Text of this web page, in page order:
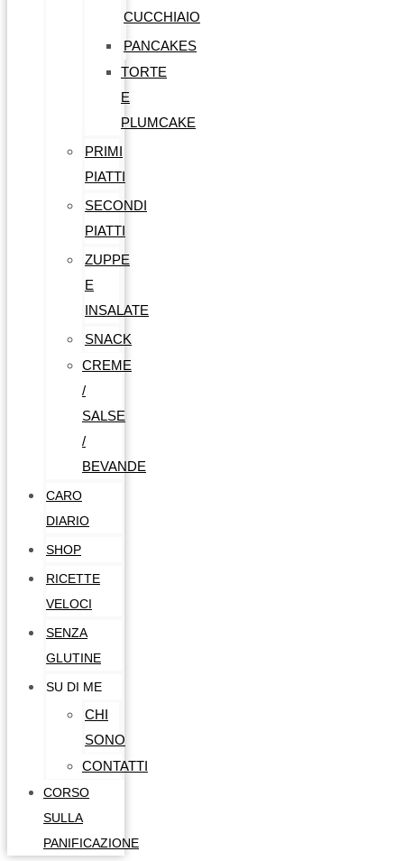
CUCCHIAIO
PANCAKES
TORTE
E
PLUMCAKE
PRIMI
PIATTI
SECONDI
PIATTI
ZUPPE
E
INSALATE
SNACK
CREME
/
SALSE
/
BEVANDE
CARO
DIARIO
SHOP
RICETTE
VELOCI
SENZA
GLUTINE
SU DI ME
CHI
SONO
CONTATTI
CORSO
SULLA
PANIFICAZIONE